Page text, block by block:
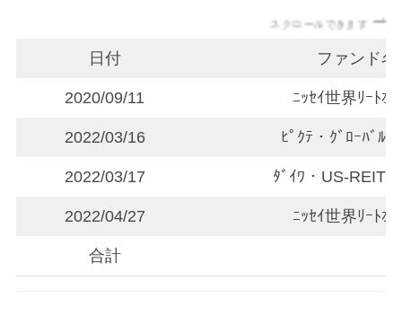
スクロールできます
日付 ファンド名
2020/09/11 ﾆｯｾｲ世界ﾘｰﾄｵｰ
2022/03/16 ﾋﾟｸﾃ・ｸﾞﾛｰﾊﾞﾙ
2022/03/17 ﾀﾞｲﾜ・US-REIT
2022/04/27 ﾆｯｾｲ世界ﾘｰﾄｵｰ
合計